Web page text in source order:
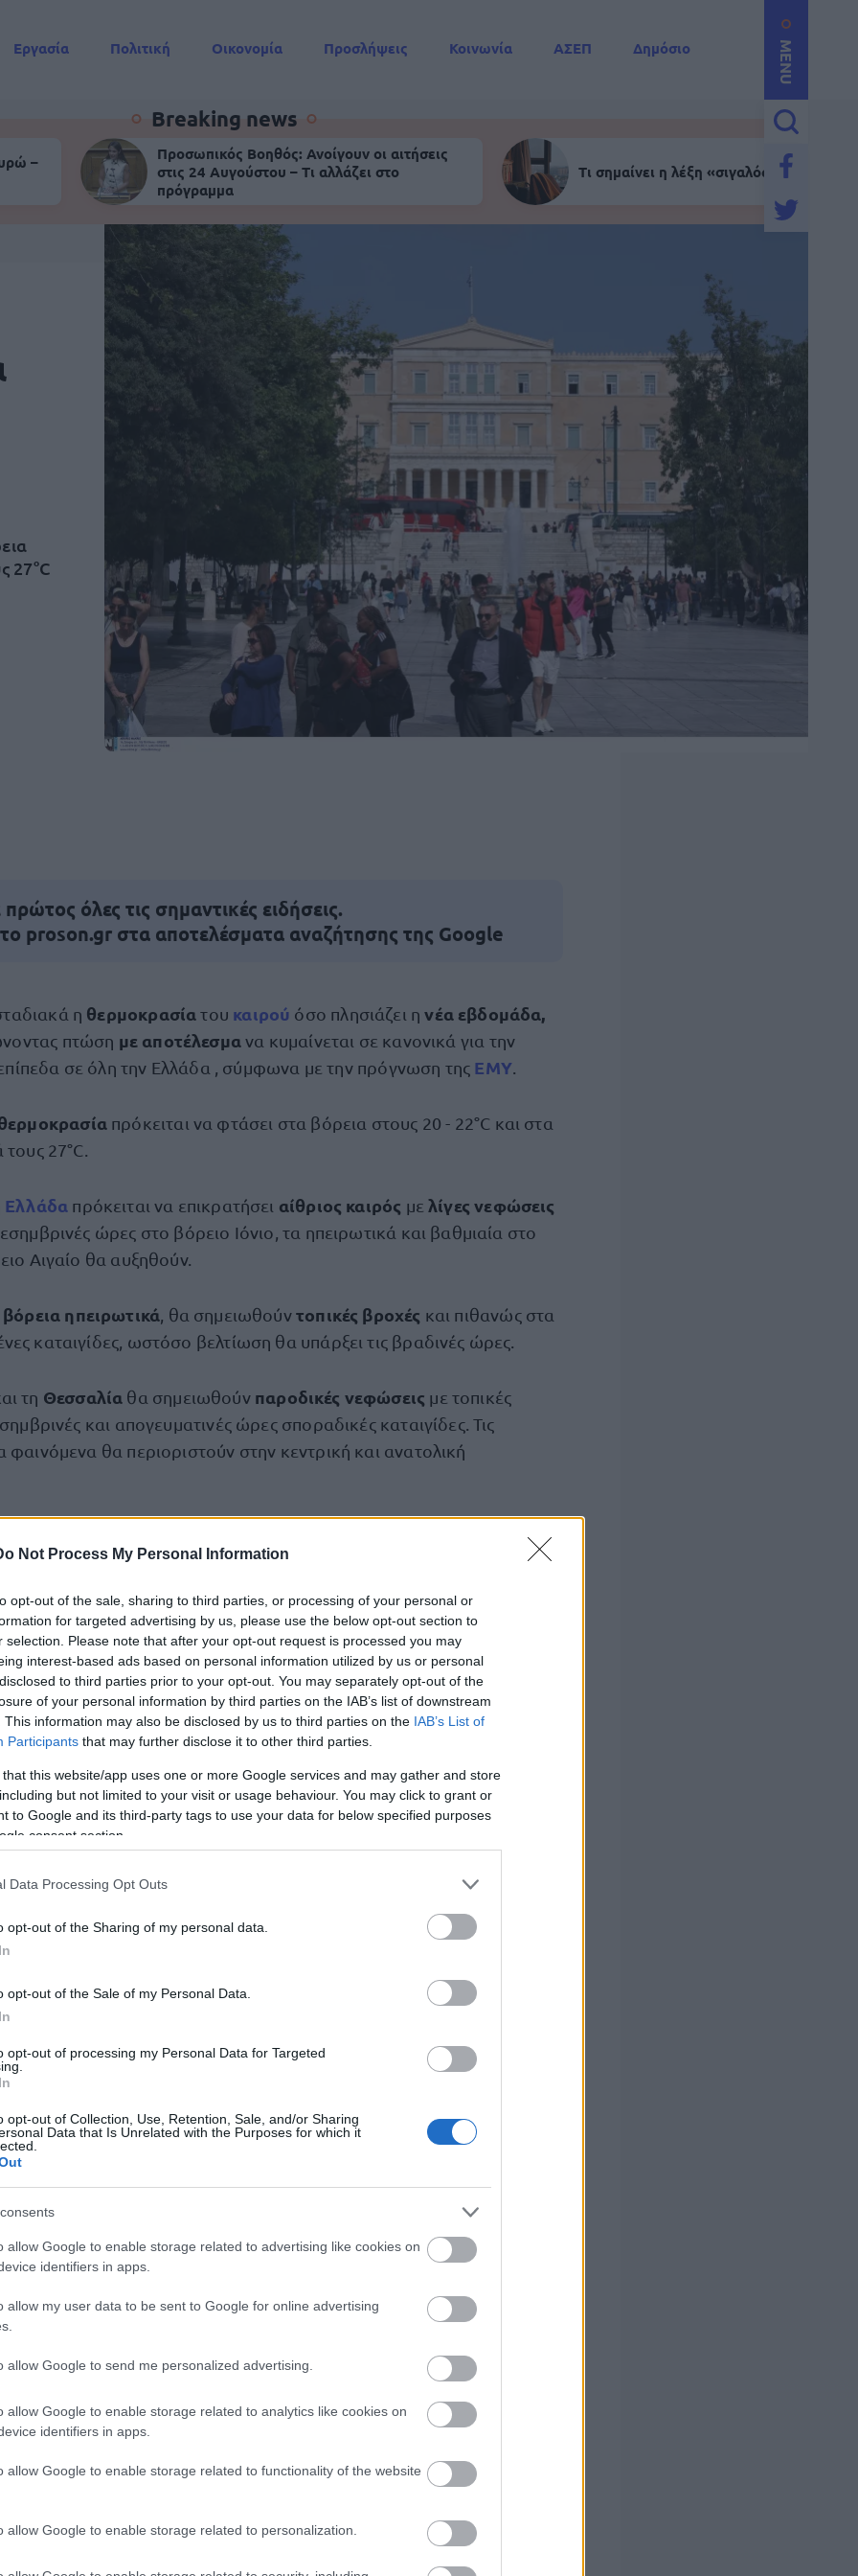
Not Process My Personal Information
opt-out of the sale, sharing to third parties, or processing of your personal or
for targeted advertising by us, please use the below opt-out section to
selection. Please note that after your opt-out request is processed you may
interest-based ads based on personal information utilized by us or personal
to third parties prior to your opt-out. You may separately opt-out of the
of your personal information by third parties on the IAB’s list of downstream
This information may also be disclosed by us to third parties on the IAB’s List of
Participants that may further disclose it to other third parties.
that this website/app uses one or more Google services and may gather and store
but not limited to your visit or usage behaviour. You may click to grant or
to Google and its third-party tags to use your data for below specified purposes
consent section.
Data Processing Opt Outs
opt-out of the Sharing of my personal data.
opt-out of the Sale of my Personal Data.
opt-out of processing my Personal Data for Targeted
opt-out of Collection, Use, Retention, Sale, and/or Sharing
Data that Is Unrelated with the Purposes for which it
allow Google to enable storage related to advertising like cookies on
identifiers in apps.
allow my user data to be sent to Google for online advertising
allow Google to send me personalized advertising.
allow Google to enable storage related to analytics like cookies on
identifiers in apps.
allow Google to enable storage related to functionality of the website
allow Google to enable storage related to personalization.
MENU
Εργασία Πολιτική Οικονομία Προσλήψεις Κοινωνία ΑΣΕΠ
Δημόσιο
Breaking news
–
Προσωπικός Βοηθός: Ανοίγουν οι αιτήσεις
στις 24 Αυγούστου – Τι αλλάζει στο
πρόγραμμα
Τι σημαίνει η λέξη «σιγαλός»
27°C
όλες τις σημαντικές ειδήσεις.
proson.gr στα αποτελέσματα αναζήτησης της Google
η θερμοκρασίατου καιρού όσο πλησιάζει ηνέα εβδομάδα,
πτώση με αποτέλεσμανα κυμαίνεται σε κανονικά για την
σε όλη την Ελλάδα , σύμφωνα με την πρόγνωση της ΕΜΥ.
πρόκειται να φτάσει στα βόρεια στους 20 - 22°C και στα
27°C.
Ελλάδα πρόκειται να επικρατήσει αίθριος καιρός μελίγες νεφώσεις
ώρες στο βόρειο Ιόνιο, τα ηπειρωτικά και βαθμιαία στο
Αιγαίο θα αυξηθούν.
βόρεια ηπειρωτικά , θα σημειωθούντοπικές βροχές και πιθανώς στα
καταιγίδες, ωστόσο βελτίωση θα υπάρξει τις βραδινές ώρες.
τη Θεσσαλία θα σημειωθούν παροδικές νεφώσεις με τοπικές
και απογευματινές ώρες σποραδικές καταιγίδες. Τις
φαινόμενα θα περιοριστούν στην κεντρική και ανατολική
από βόρειες διευθύνσεις 3 με 5 και στο Αιγαίο τοπικά 6 μποφόρ. Η
στα βόρεια τους 20 με 22 βαθμούς Κελσίου, στις υπόλοιπες
λίγες νεφώσεις που τις μεσημβρινές και απογευματινές ώρες θα
σημειωθούν τοπικές βροχές ή όμβροι και κυρίως στα ορεινά
Στη Μακεδονία νεφώσεις παροδικά αυξημένες με τοπικές
και απογευματινές ώρες σποραδικές καταιγίδες. Τις
φαινόμενα θα περιοριστούν στην κεντρική και ανατολική
βορειοανατολικοί 3 με 4 και στα ανατολικά τοπικά 5 που βαθμιαία
2 έως 4 μποφόρ.|Θερμοκρασία: Από 10 έως 21 με 22 βαθμούς
Μακεδονία τοπικά 2 με 3 βαθμούς χαμηλότερη.
Ήπειρος, Δυτική Στερεά, Δυτική Πελοπόννησος
αίθριος καιρός, όμως από τις προμεσημβρινές ώρες θα
κυρίως στο βόρειο Ιόνιο και τα ηπειρωτικά, όπου θα
τις βραδινές ώρες.
3 με 5 μποφόρ.
14 έως 25 και στα νοτια τοπικά 26 βαθμούς Κελσίου. Στο εσωτερικό
5 βαθμούς χαμηλότερη.
Εύβοια, Ανατολική Πελοπόννησος
που από το μεσημέρι θα αυξηθούν και θα σημειωθούν τοπικές
στη βόρεια Εύβοια και θα εξασθενήσουν.
διευθύνσεις 3 με 5 και στα ανατολικά τοπικά 6 που μετά το
θα γίνουν μεταβλητοί 3 με 4 μποφόρ.
τοπικά αυξημένες το μεσημέρι - απόγευμα στην Κρήτη και το